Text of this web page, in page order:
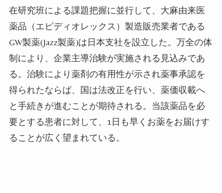
在研究班による課題把握に並行して、大麻由来医
薬品（エピディオレックス）製造販売業者である
GW製薬(Jazz製薬)は日本支社を設立した。万全の体
制により、企業主導治験が実施される見込みであ
る。治験により薬剤の有用性が示され薬事承認を
得られたならば、国は法改正を行い、薬価収載へ
と手続きが進むことが期待される。当該薬品を必
要とする患者に対して、 1 日も早くお薬をお届けす
ることが広く望まれている。